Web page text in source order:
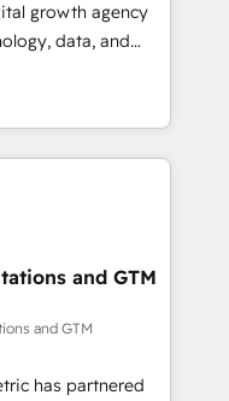
growth agency
data, and
Founded in
LATAM, and
in building
success
human insight
designs solutions
and
EMEA Impact
HubSpot
and GTM
and GTM
has partnered